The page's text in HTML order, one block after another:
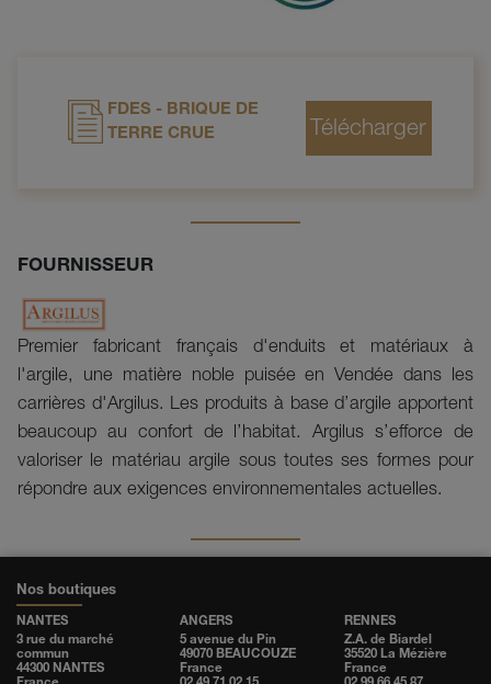
FDES - BRIQUE DE
TERRE CRUE
FOURNISSEUR
Premier fabricant français d'enduits et matériaux à
l'argile, une matière noble puisée en Vendée dans les
carrières d'Argilus. Les produits à base d’argile apportent
beaucoup au confort de l’habitat. Argilus s’efforce de
valoriser le matériau argile sous toutes ses formes pour
répondre aux exigences environnementales actuelles.
Nos boutiques
NANTES
3 rue du marché
commun
44300 NANTES
ANGERS
5 avenue du Pin
49070 BEAUCOUZE
France
RENNES
Z.A. de Biardel
35520 La Mézière
France